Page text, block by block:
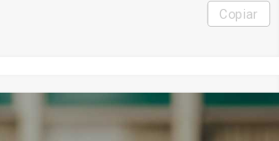
Copiar